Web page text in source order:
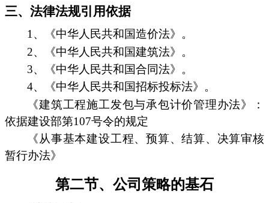
三、法律法规引用依据
1、《中华人民共和国造价法》。
2、《中华人民共和国建筑法》。
3、《中华人民共和国合同法》。
4、《中华人民共和国招标投标法》。
《建筑工程施工发包与承包计价管理办法》：
依据建设部第107号令的规定
《从事基本建设工程、预算、结算、决算审核
暂行办法》
第二节、公司策略的基石